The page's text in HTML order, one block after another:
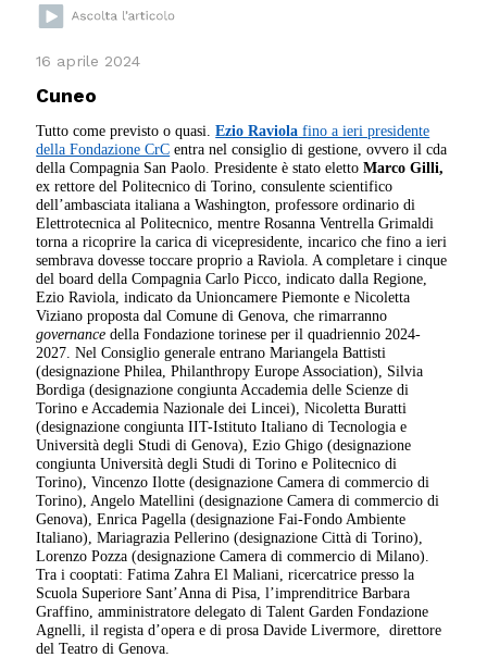
16 aprile 2024
Cuneo
Tutto come previsto o quasi.Ezio Raviola fino a ieri presidente
della Fondazione CrC entra nel consiglio di gestione, ovvero il cda
della Compagnia San Paolo. Presidente è stato elettoMarco Gilli,
ex rettore del Politecnico di Torino, consulente scientifico
dell’ambasciata italiana a Washington, professore ordinario di
Elettrotecnica al Politecnico, mentre Rosanna Ventrella Grimaldi
torna a ricoprire la carica di vicepresidente, incarico che fino a ieri
sembrava dovesse toccare proprio a Raviola. A completare i cinque
del board della Compagnia Carlo Picco, indicato dalla Regione,
Ezio Raviola, indicato da Unioncamere Piemonte e Nicoletta
Viziano proposta dal Comune di Genova, che rimarranno
governancedella Fondazione torinese per il quadriennio 2024-
2027. Nel Consiglio generale entrano Mariangela Battisti
(designazione Philea, Philanthropy Europe Association), Silvia
Bordiga (designazione congiunta Accademia delle Scienze di
Torino e Accademia Nazionale dei Lincei), Nicoletta Buratti
(designazione congiunta IIT-Istituto Italiano di Tecnologia e
Università degli Studi di Genova), Ezio Ghigo (designazione
congiunta Università degli Studi di Torino e Politecnico di
Torino), Vincenzo Ilotte (designazione Camera di commercio di
Torino), Angelo Matellini (designazione Camera di commercio di
Genova), Enrica Pagella (designazione Fai-Fondo Ambiente
Italiano), Mariagrazia Pellerino (designazione Città di Torino),
Lorenzo Pozza (designazione Camera di commercio di Milano).
Tra i cooptati: Fatima Zahra El Maliani, ricercatrice presso la
Scuola Superiore Sant’Anna di Pisa, l’imprenditrice Barbara
Graffino, amministratore delegato di Talent Garden Fondazione
Agnelli, il regista d’opera e di prosa Davide Livermore, direttore
del Teatro di Genova.